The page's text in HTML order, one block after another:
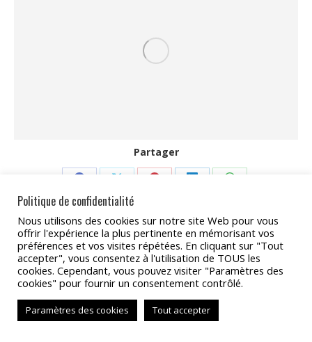
Partager
sur
Facebook
sur
X
PinterestLinkedInWhatsApp
Copyright 2022 - TAT Services
BAS
Politique de confidentialité
Nous utilisons des cookies sur notre site Web pour vous
offrir l'expérience la plus pertinente en mémorisant vos
préférences et vos visites répétées. En cliquant sur "Tout
accepter", vous consentez à l'utilisation de TOUS les
cookies. Cependant, vous pouvez visiter "Paramètres des
cookies" pour fournir un consentement contrôlé.
Paramètres des cookies Tout accepter